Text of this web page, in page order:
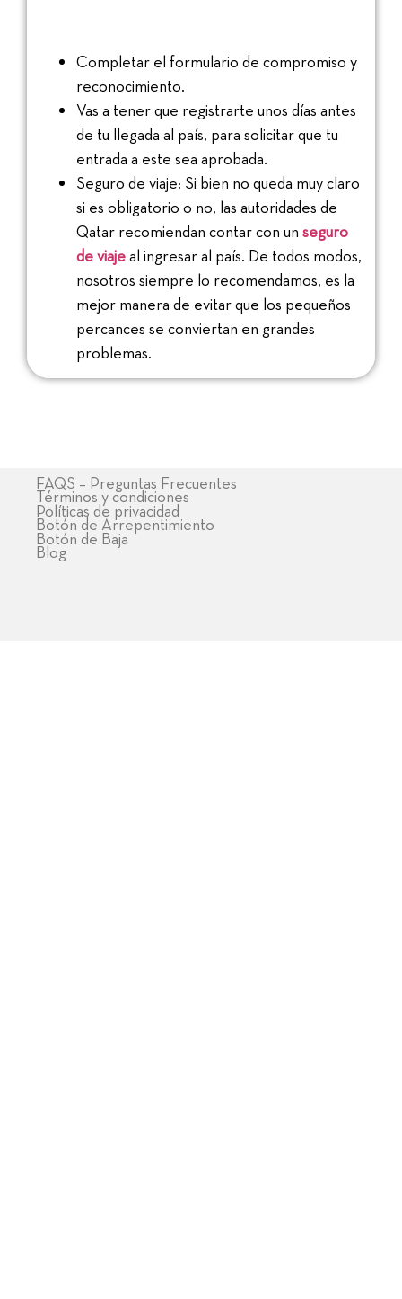
Completar el formulario de compromiso y
reconocimiento.
Vas a tener que registrarte unos días antes
de tu llegada al país, para solicitar que tu
entrada a este sea aprobada.
Seguro de viaje: Si bien no queda muy claro
si es obligatorio o no, las autoridades de
Qatar recomiendan contar con un seguro
de viajeal ingresar al país. De todos modos,
nosotros siempre lo recomendamos, es la
mejor manera de evitar que los pequeños
percances se conviertan en grandes
problemas.
FAQS – Preguntas Frecuentes
Términos y condiciones
Políticas de privacidad
Botón de Arrepentimiento
Botón de Baja
Blog